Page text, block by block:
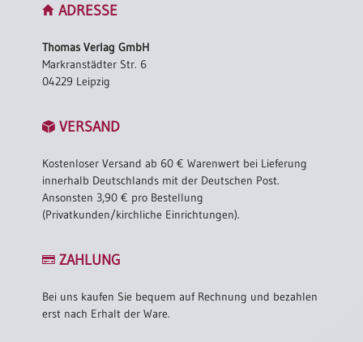
ADRESSE
Thomas Verlag GmbH
Markranstädter Str. 6
04229 Leipzig
VERSAND
Kostenloser Versand ab 60 € Warenwert bei Lieferung
innerhalb Deutschlands mit der Deutschen Post.
Ansonsten 3,90 € pro Bestellung
(Privatkunden/kirchliche Einrichtungen).
ZAHLUNG
Bei uns kaufen Sie bequem auf Rechnung und bezahlen
erst nach Erhalt der Ware.